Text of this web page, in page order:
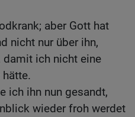
aber Gott hat
nicht nur über ihn,
damit ich nicht eine
ich ihn nun gesandt,
wieder froh werdet